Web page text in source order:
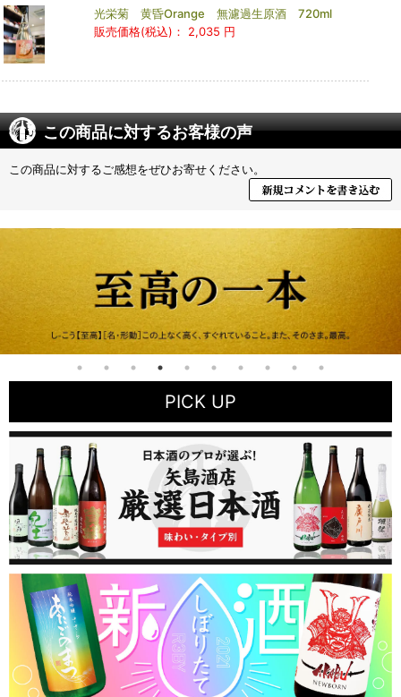
光栄菊 黄昏Orange 無濾過生原酒 720ml
販売価格(税込)：
2,035 円
この商品に対するお客様の声
この商品に対するご感想をぜひお寄せください。
PICK UP